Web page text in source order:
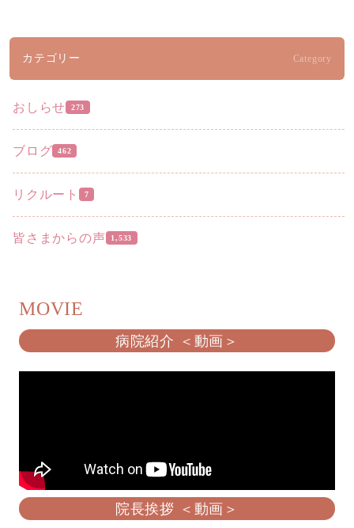
カテゴリー Category
おしらせ 273
ブログ 462
リクルート 7
皆さまからの声 1,533
MOVIE
病院紹介 ＜動画＞
院長挨拶 ＜動画＞